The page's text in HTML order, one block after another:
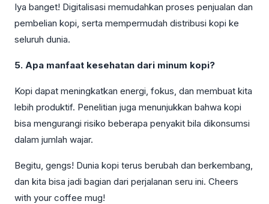
Iya banget! Digitalisasi memudahkan proses penjualan dan
pembelian kopi, serta mempermudah distribusi kopi ke
seluruh dunia.
5. Apa manfaat kesehatan dari minum kopi?
Kopi dapat meningkatkan energi, fokus, dan membuat kita
lebih produktif. Penelitian juga menunjukkan bahwa kopi
bisa mengurangi risiko beberapa penyakit bila dikonsumsi
dalam jumlah wajar.
Begitu, gengs! Dunia kopi terus berubah dan berkembang,
dan kita bisa jadi bagian dari perjalanan seru ini. Cheers
with your coffee mug!